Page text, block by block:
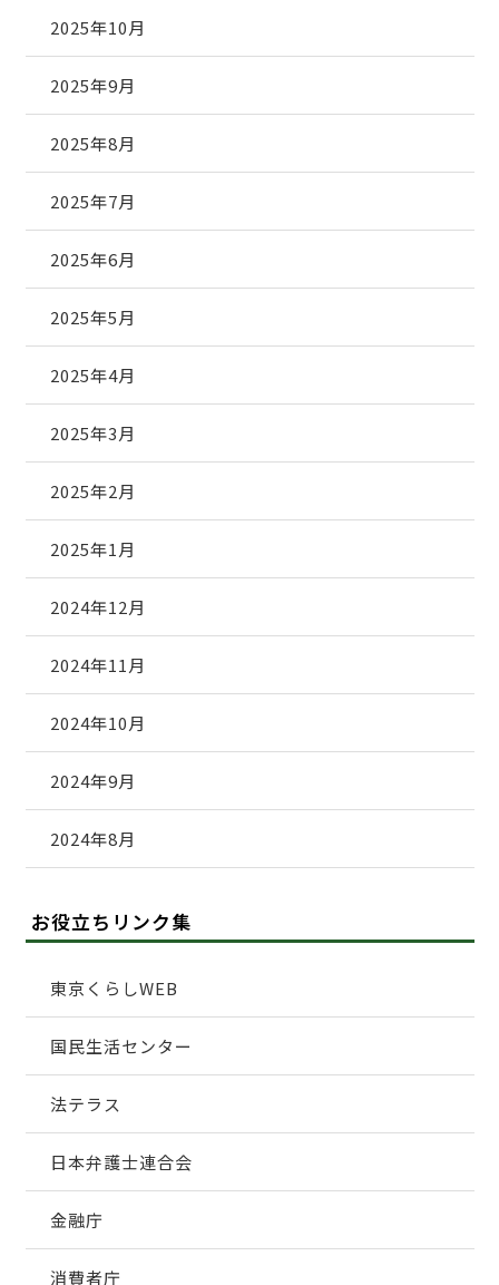
2025年10月
2025年9月
2025年8月
2025年7月
2025年6月
2025年5月
2025年4月
2025年3月
2025年2月
2025年1月
2024年12月
2024年11月
2024年10月
2024年9月
2024年8月
お役立ちリンク集
東京くらしWEB
国民生活センター
法テラス
日本弁護士連合会
金融庁
消費者庁